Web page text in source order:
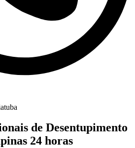
de Desentupimento
24 horas